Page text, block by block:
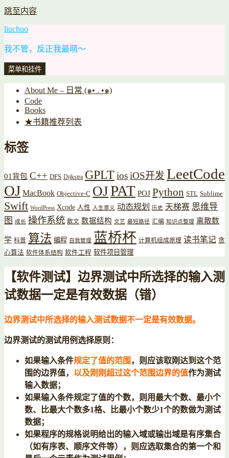
跳至内容
liuchuo
我不管，反正我最萌～
菜单和挂件
About Me – 日常 (๑• . •๑)
Code
Books
★书籍推荐列表
标签
01背包 C++ DFS Dijkstra GPLTiosiOS开发 LeetCode
OJ MacBook Objective-C OJPAT POJ Python STL Sublime
Swift WordPress Xcode 人性 人生意义 动态规划 历史 天梯赛 思维导
图
成长 操作系统 散文 数据结构 文艺 最短路径 汇编 知识点整理 离散数
学 科普 算法 编程 自我管理 蓝桥杯 计算机组成原理 读书笔记 贪
心算法 软件体系结构 软件工程 软件项目管理
【软件测试】边界测试中所选择的输入测
试数据一定是有效数据（错）
边界测试中所选择的输入测试数据不一定是有效数据。
边界测试的测试用例选择原则：
如果输入条件规定了值的范围 ，则应该取刚达到这个范
围的边界值， 以及刚刚超过这个范围边界的值作为测试
输入数据；
如果输入条件规定了值的个数，则用最大个数、最小个
数、比最大个数多1格、比最小个数少1个的数做为测试
数据；
如果程序的规格说明给出的输入域或输出域是有序集合
（如有序表、顺序文件等），则应选取集合的第一个和